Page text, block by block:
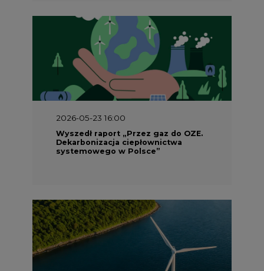
2026-05-23 16:00
Wyszedł raport „Przez gaz do OZE.
Dekarbonizacja ciepłownictwa
systemowego w Polsce”